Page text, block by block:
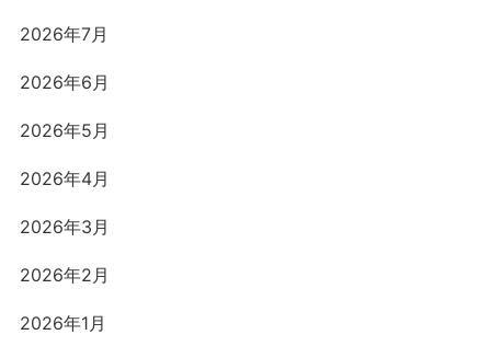
2026年7月
2026年6月
2026年5月
2026年4月
2026年3月
2026年2月
2026年1月